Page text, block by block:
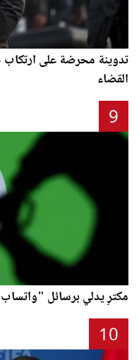
تدوينة محرضة على ارتكاب
القضاء
9
مكترٍ يدلي برسائل
10